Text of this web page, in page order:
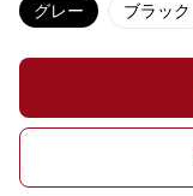
グレー ブラック